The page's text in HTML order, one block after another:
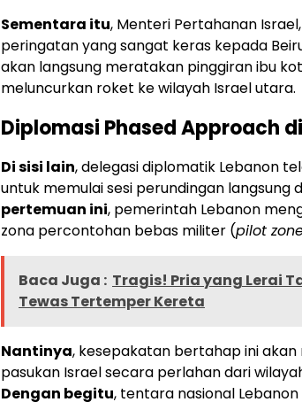
Sementara itu, Menteri Pertahanan
peringatan yang sangat keras kepada
akan langsung meratakan pinggiran ibu
meluncurkan roket ke wilayah Israel utara.
Diplomasi Phased Approach
Di sisi lain, delegasi diplomatik Lebanon
untuk memulai sesi perundingan langsung
pertemuan ini, pemerintah Lebanon
zona percontohan bebas militer (pilot
Baca Juga : Tragis! Pria yang Lerai
Tewas Tertemper Kereta
Nantinya, kesepakatan bertahap ini
pasukan Israel secara perlahan dari
Dengan begitu, tentara nasional